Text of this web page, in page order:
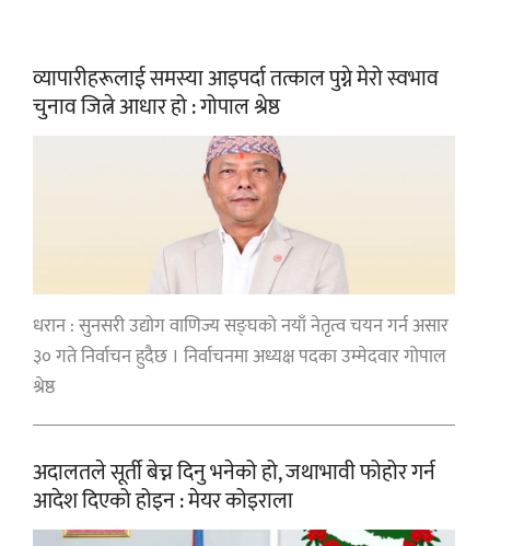
व्यापारीहरूलाई समस्या आइपर्दा तत्काल पुग्ने मेरो स्वभाव
चुनाव जित्ने आधार हो : गोपाल श्रेष्ठ
धरान : सुनसरी उद्योग वाणिज्य सङ्घको नयाँ नेतृत्व चयन गर्न असार
३० गते निर्वाचन हुदैछ । निर्वाचनमा अध्यक्ष पदका उम्मेदवार गोपाल
श्रेष्ठ
अदालतले सूर्ती बेच्न दिनु भनेको हो, जथाभावी फोहोर गर्न
आदेश दिएको होइन : मेयर कोइराला